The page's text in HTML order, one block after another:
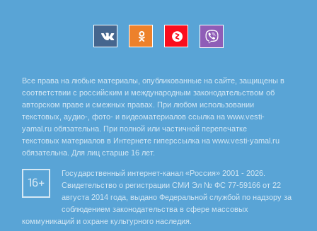
Все права на любые материалы, опубликованные на сайте, защищены в
соответствии с российским и международным законодательством об
авторском праве и смежных правах. При любом использовании
текстовых, аудио-, фото- и видеоматериалов ссылка на www.vesti-
yamal.ru обязательна. При полной или частичной перепечатке
текстовых материалов в Интернете гиперссылка на www.vesti-yamal.ru
обязательна. Для лиц старше 16 лет.
16+
Государственный интернет-канал «Россия» 2001 - 2026.
Свидетельство о регистрации СМИ Эл № ФС 77-59166 от 22
августа 2014 года, выдано Федеральной службой по надзору за
соблюдением законодательства в сфере массовых
коммуникаций и охране культурного наследия.